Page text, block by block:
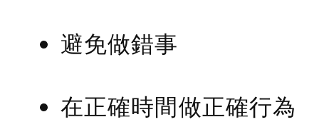
避免做錯事
在正確時間做正確行為